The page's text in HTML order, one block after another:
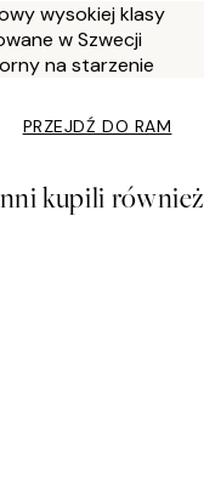
wysokiej klasy
w Szwecji
na starzenie
PRZEJDŹ DO RAM
kupili również